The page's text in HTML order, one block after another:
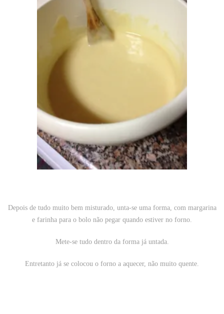
Depois de tudo muito bem misturado, unta-se uma forma, com margarina
e farinha para o bolo não pegar quando estiver no forno.
Mete-se tudo dentro da forma já untada.
Entretanto já se colocou o forno a aquecer, não muito quente.